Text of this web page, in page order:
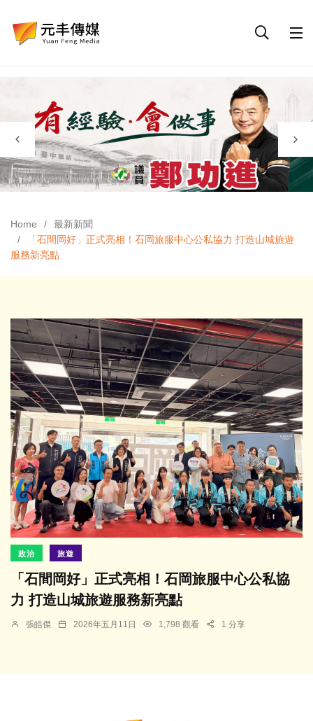
Home
最新新聞
「石間岡好」正式亮相！石岡旅服中心公私協力 打造山城旅遊
服務新亮點
政治 旅遊
「石間岡好」正式亮相！石岡旅服中心公私協
力 打造山城旅遊服務新亮點
張皓傑 2026年五月11日 1,798 觀看 1 分享